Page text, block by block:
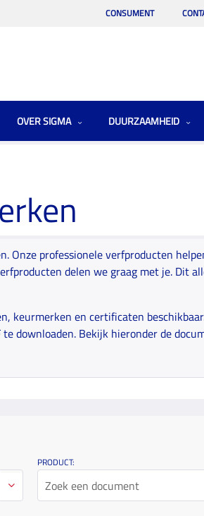
CONSUMENT
OVER SIGMA DUURZAAMHEID
professionele verfproducten
delen we graag met je. Dit
en certificaten
downloaden. Bekijk hieronder de
PRODUCT: